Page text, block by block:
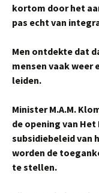
kortom door het
pas echt van
Men ontdekte dat
mensen vaak weer
leiden.
Minister M.A.M.
de opening van
subsidiebeleid van
worden de
te stellen.